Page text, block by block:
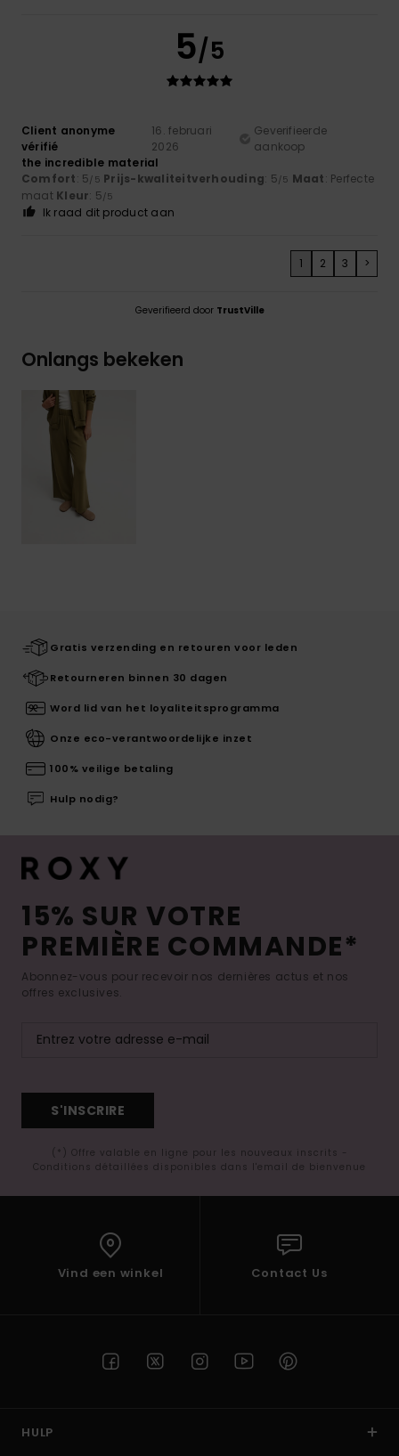
5/5
Client anonyme
vérifié
16. februari
2026
Geverifieerde
aankoop
the incredible material
Comfort: 5/5 Prijs-kwaliteitverhouding: 5/5 Maat: Perfecte
maat Kleur: 5/5
Ik raad dit product aan
1 2 3 >
Geverifieerd door TrustVille
Onlangs bekeken
Gratis verzending en retouren voor leden
Retourneren binnen 30 dagen
Word lid van het loyaliteitsprogramma
Onze eco-verantwoordelijke inzet
100% veilige betaling
Hulp nodig?
15% SUR VOTRE
PREMIÈRE COMMANDE*
Abonnez-vous pour recevoir nos dernières actus et nos
offres exclusives.
S'INSCRIRE
(*) Offre valable en ligne pour les nouveaux inscrits -
Conditions détaillées disponibles dans l'email de bienvenue
Vind een winkel Contact Us
HULP